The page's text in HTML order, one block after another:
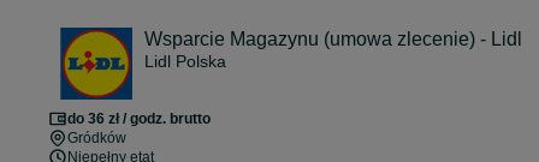
Wsparcie Magazynu (umowa zlecenie) - Lidl
Lidl Polska
do 36 zł / godz. brutto
Gródków
Niepełny etat